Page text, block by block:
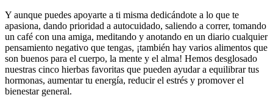
Y aunque puedes apoyarte a ti misma dedicándote a lo que te
apasiona, dando prioridad a autocuidado, saliendo a correr, tomando
un café con una amiga, meditando y anotando en un diario cualquier
pensamiento negativo que tengas, ¡también hay varios alimentos que
son buenos para el cuerpo, la mente y el alma! Hemos desglosado
nuestras cinco hierbas favoritas que pueden ayudar a equilibrar tus
hormonas, aumentar tu energía, reducir el estrés y promover el
bienestar general.